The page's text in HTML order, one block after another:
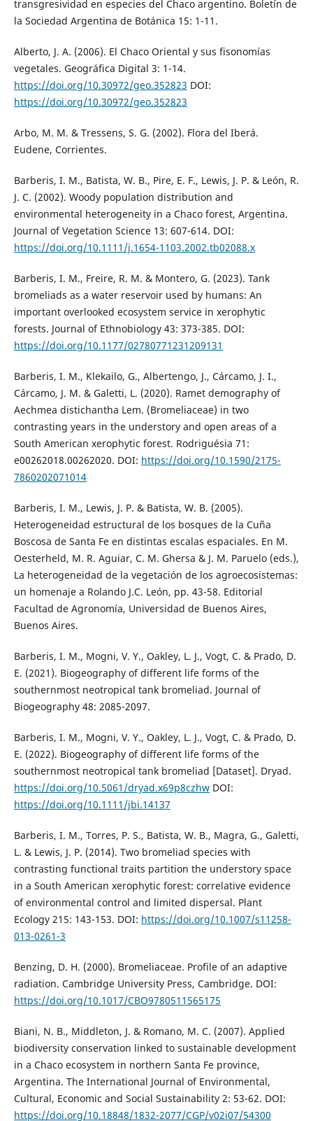
transgresividad en especies del Chaco argentino. Boletín de
la Sociedad Argentina de Botánica 15: 1-11.
Alberto, J. A. (2006). El Chaco Oriental y sus fisonomías
vegetales. Geográfica Digital 3: 1-14.
https://doi.org/10.30972/geo.352823 DOI:
https://doi.org/10.30972/geo.352823
Arbo, M. M. & Tressens, S. G. (2002). Flora del Iberá.
Eudene, Corrientes.
Barberis, I. M., Batista, W. B., Pire, E. F., Lewis, J. P. & León, R.
J. C. (2002). Woody population distribution and
environmental heterogeneity in a Chaco forest, Argentina.
Journal of Vegetation Science 13: 607-614. DOI:
https://doi.org/10.1111/j.1654-1103.2002.tb02088.x
Barberis, I. M., Freire, R. M. & Montero, G. (2023). Tank
bromeliads as a water reservoir used by humans: An
important overlooked ecosystem service in xerophytic
forests. Journal of Ethnobiology 43: 373-385. DOI:
https://doi.org/10.1177/02780771231209131
Barberis, I. M., Klekailo, G., Albertengo, J., Cárcamo, J. I.,
Cárcamo, J. M. & Galetti, L. (2020). Ramet demography of
Aechmea distichantha Lem. (Bromeliaceae) in two
contrasting years in the understory and open areas of a
South American xerophytic forest. Rodriguésia 71:
e00262018.00262020. DOI: https://doi.org/10.1590/2175-
7860202071014
Barberis, I. M., Lewis, J. P. & Batista, W. B. (2005).
Heterogeneidad estructural de los bosques de la Cuña
Boscosa de Santa Fe en distintas escalas espaciales. En M.
Oesterheld, M. R. Aguiar, C. M. Ghersa & J. M. Paruelo (eds.),
La heterogeneidad de la vegetación de los agroecosistemas:
un homenaje a Rolando J.C. León, pp. 43-58. Editorial
Facultad de Agronomía, Universidad de Buenos Aires,
Buenos Aires.
Barberis, I. M., Mogni, V. Y., Oakley, L. J., Vogt, C. & Prado, D.
E. (2021). Biogeography of different life forms of the
southernmost neotropical tank bromeliad. Journal of
Biogeography 48: 2085-2097.
Barberis, I. M., Mogni, V. Y., Oakley, L. J., Vogt, C. & Prado, D.
E. (2022). Biogeography of different life forms of the
southernmost neotropical tank bromeliad [Dataset]. Dryad.
https://doi.org/10.5061/dryad.x69p8czhwDOI:
https://doi.org/10.1111/jbi.14137
Barberis, I. M., Torres, P. S., Batista, W. B., Magra, G., Galetti,
L. & Lewis, J. P. (2014). Two bromeliad species with
contrasting functional traits partition the understory space
in a South American xerophytic forest: correlative evidence
of environmental control and limited dispersal. Plant
Ecology 215: 143-153. DOI: https://doi.org/10.1007/s11258-
013-0261-3
Benzing, D. H. (2000). Bromeliaceae. Profile of an adaptive
radiation. Cambridge University Press, Cambridge. DOI:
https://doi.org/10.1017/CBO9780511565175
Biani, N. B., Middleton, J. & Romano, M. C. (2007). Applied
biodiversity conservation linked to sustainable development
in a Chaco ecosystem in northern Santa Fe province,
Argentina. The International Journal of Environmental,
Cultural, Economic and Social Sustainability 2: 53-62. DOI:
https://doi.org/10.18848/1832-2077/CGP/v02i07/54300